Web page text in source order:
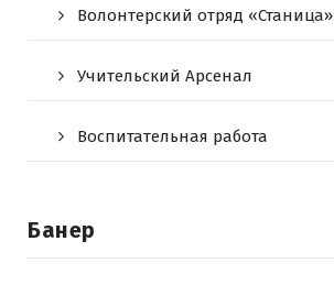
Волонтерский отряд «Станица»
Учительский Арсенал
Воспитательная работа
Банер